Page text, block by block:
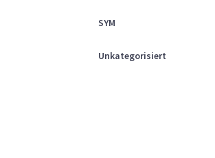
SYM
Unkategorisiert